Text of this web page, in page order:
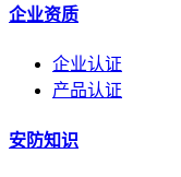
企业资质
企业认证
产品认证
安防知识